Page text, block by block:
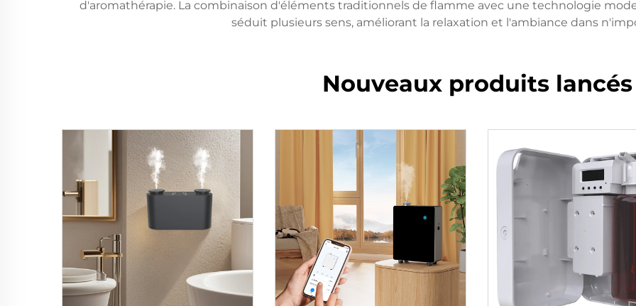
d'aromathérapie. La combinaison d'éléments traditionnels de flamme avec une technologie
séduit plusieurs sens, améliorant la relaxation et l'ambiance dans
Nouveaux produits lancés